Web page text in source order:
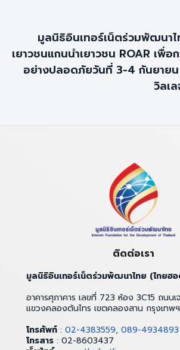
มูลนิธิอินเทอร์เน็ตร่วมพัฒนา
เยาวชนแกนนำเยาวชน ROAR เพื่อ
อย่างปลอดภัยวันที่ 3-4 กันยาย
วิลเ
ติดต่อเรา
มูลนิธิอินเทอร์เน็ตร่วมพัฒนาไทย (ไทยฮ
อาคารศุภาคาร เลขที่ 723 ห้อง 3C15 ถนน
แขวงคลองต้นไทร เขตคลองสาน กรุงเทพ
โทรศัพท์ : 02-4383559, 089-4934893
โทรสาร : 02-8603437